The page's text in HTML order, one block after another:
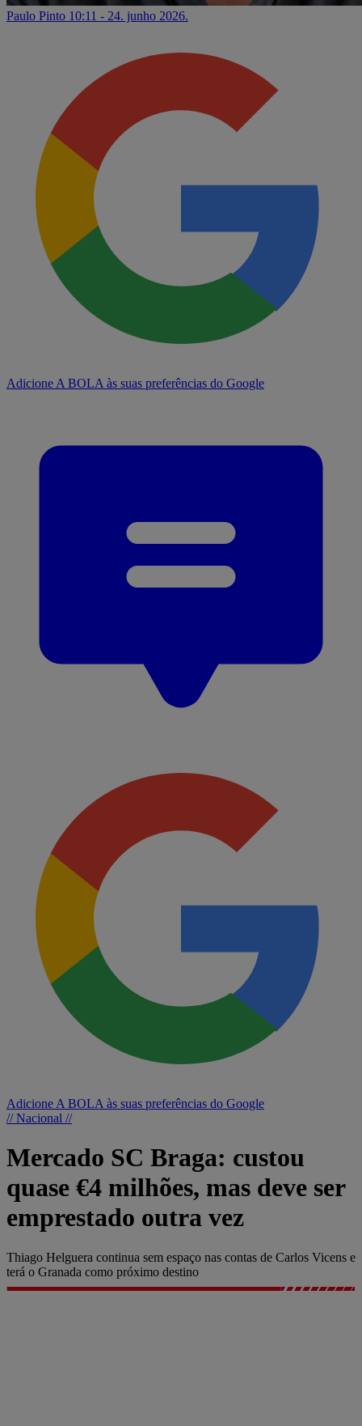
Paulo Pinto 10:11 - 24. junho 2026.
Adicione A BOLA às suas preferências do Google
Adicione A BOLA às suas preferências do Google
// Nacional //
Mercado SC Braga: custou
quase €4 milhões, mas deve ser
emprestado outra vez
Thiago Helguera continua sem espaço nas contas de Carlos Vicens e
terá o Granada como próximo destino